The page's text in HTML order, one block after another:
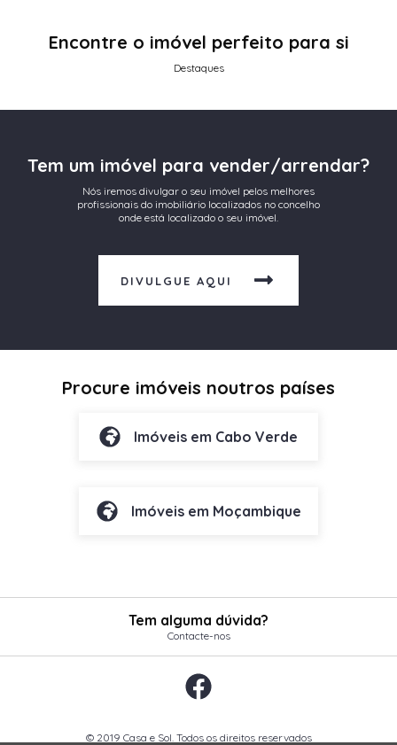
Encontre o imóvel perfeito para si
Destaques
Tem um imóvel para vender/arrendar?
Nós iremos divulgar o seu imóvel pelos melhores
profissionais do imobiliário localizados no concelho
onde está localizado o seu imóvel.
DIVULGUE AQUI
Procure imóveis noutros países
Imóveis em Cabo Verde
Imóveis em Moçambique
© 2019 Casa e Sol. Todos os direitos reservados
Tem alguma dúvida?
Contacte-nos